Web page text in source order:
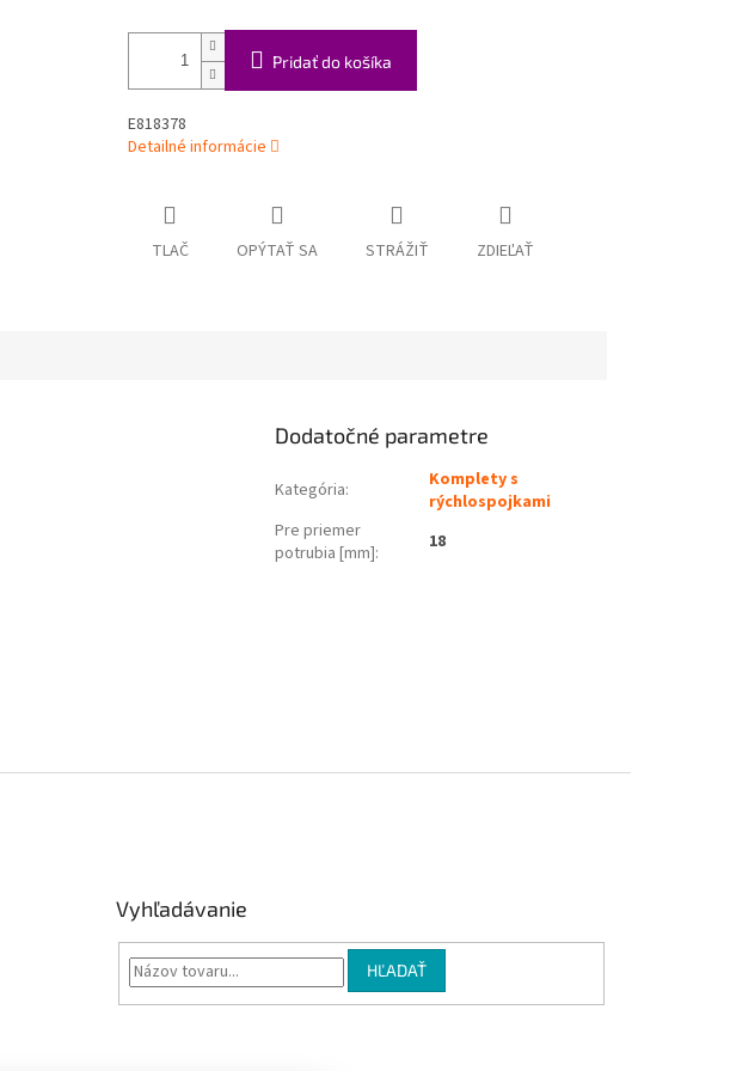
Pridať do košíka
E818378
Detailné informácie
TLAČ OPÝTAŤ SA STRÁŽIŤ ZDIEĽAŤ
Dodatočné parametre
Kategória:
Komplety s
rýchlospojkami
Pre priemer
potrubia [mm]: 18
Vyhľadávanie
HĽADAŤ